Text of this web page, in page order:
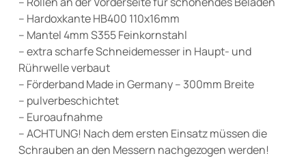
– Hardoxkante HB400 110x16mm
– Mantel 4mm S355 Feinkornstahl
– extra scharfe Schneidemesser in Haupt- und
Rührwelle verbaut
– Förderband Made in Germany – 300mm Breite
– pulverbeschichtet
– Euroaufnahme
– ACHTUNG! Nach dem ersten Einsatz müssen die
Schrauben an den Messern nachgezogen werden!